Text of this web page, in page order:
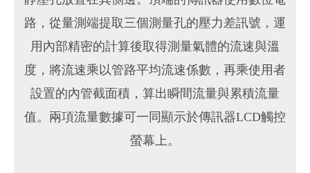
路，從量測端提取三個測量孔的壓力差訊號，運
用內部精密的計算後取得測量氣體的流速與溫
度，將流速乘以管路平均流速係數，再乘使用者
設置的內管截面積，算出瞬間流量與累積流量
值。兩項流量數據可一同顯示於傳訊器LCD觸控
螢幕上。